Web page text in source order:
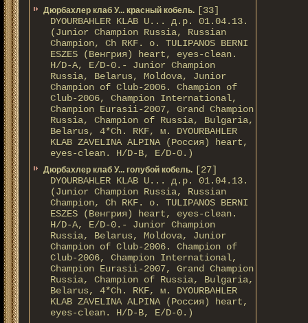
Дюрбахлер клаб У... красный кобель. [33]
DYOURBAHLER KLAB U... д.р. 01.04.13.
(Junior Champion Russia, Russian
Champion, Ch RKF. о. TULIPANOS BERNI
ESZES (Венгрия) heart, eyes-clean.
H/D-A, E/D-0.- Junior Champion
Russia, Belarus, Moldova, Junior
Champion of Club-2006. Champion of
Club-2006, Champion International,
Champion Eurasii-2007, Grand Champion
Russia, Champion of Russia, Bulgaria,
Belarus, 4*Ch. RKF, м. DYOURBAHLER
KLAB ZAVELINA ALPINA (Россия) heart,
eyes-clean. H/D-В, E/D-0.)
Дюрбахлер клаб У... голубой кобель. [27]
DYOURBAHLER KLAB U... д.р. 01.04.13.
(Junior Champion Russia, Russian
Champion, Ch RKF. о. TULIPANOS BERNI
ESZES (Венгрия) heart, eyes-clean.
H/D-A, E/D-0.- Junior Champion
Russia, Belarus, Moldova, Junior
Champion of Club-2006. Champion of
Club-2006, Champion International,
Champion Eurasii-2007, Grand Champion
Russia, Champion of Russia, Bulgaria,
Belarus, 4*Ch. RKF, м. DYOURBAHLER
KLAB ZAVELINA ALPINA (Россия) heart,
eyes-clean. H/D-В, E/D-0.)